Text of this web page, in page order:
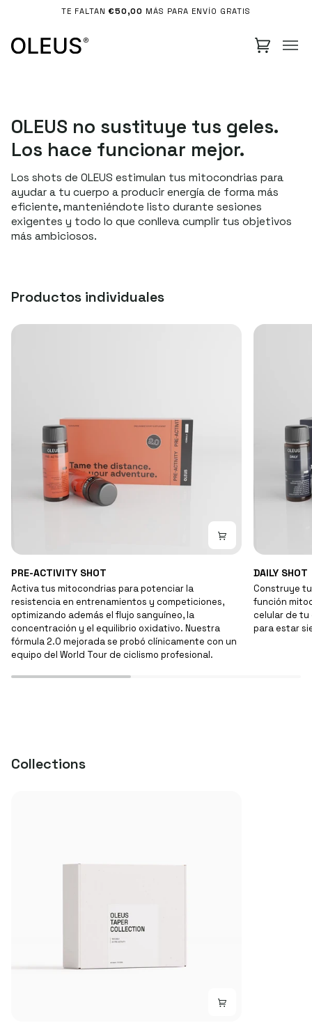
contenido
TE FALTAN €50,00 MÁS PARA ENVÍO GRATIS
Cuenta
Español
OLEUS no sustituye tus geles.
Los hace funcionar mejor.
Los shots de OLEUS estimulan tus mitocondrias para
ayudar a tu cuerpo a producir energía de forma más
eficiente, manteniéndote listo durante sesiones
exigentes y todo lo que conlleva cumplir tus objetivos
más ambiciosos.
Productos individuales
SHOT
PRE-ACTIVITY SHOT
Activa tus mitocondrias para potenciar la
resistencia en entrenamientos y competiciones,
optimizando además el flujo sanguíneo, la
concentración y el equilibrio oxidativo. Nuestra
fórmula 2.0 mejorada se probó clínicamente con un
equipo del World Tour de ciclismo profesional.
DAILY SHOT
Construye
función
celular de tu
para estar
Collections
×
Stay in the loop